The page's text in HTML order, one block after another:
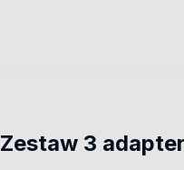
Zestaw 3